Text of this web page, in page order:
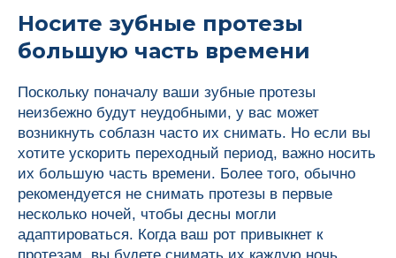
Носите зубные протезы
большую часть времени
Поскольку поначалу ваши зубные протезы
неизбежно будут неудобными, у вас может
возникнуть соблазн часто их снимать. Но если вы
хотите ускорить переходный период, важно носить
их большую часть времени. Более того, обычно
рекомендуется не снимать протезы в первые
несколько ночей, чтобы десны могли
адаптироваться. Когда ваш рот привыкнет к